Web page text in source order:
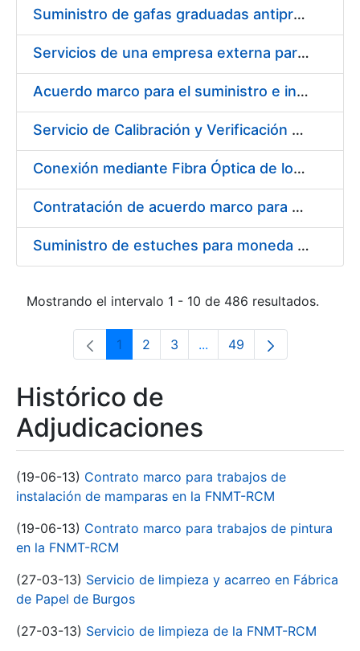
Suministro de gafas graduadas antiproyecciones para los trabajadores de la FNMT-RCM en los centros de trabajo de Madrid y Burgos
Servicios de una empresa externa para el asesoramiento y resolución de los recursos de alzada que se presentan relacionados con procesos de selección para la FNMT-RCM
Acuerdo marco para el suministro e instalación de persianas, estores y otros complementos
Servicio de Calibración y Verificación Externa de los Equipos de Medición del Servicio de Prevención de la FNMT-RCM
Conexión mediante Fibra Óptica de los Centros de Proceso de Datos (CPDs) de las sedes de la FNMT-RCM de Burgos y Madrid
Contratación de acuerdo marco para el Suministro de Material de Electricidad para la Fábrica Nacional de Moneda y Timbre-Real Casa de la Moneda en su centro de trabajo de Burgos
Suministro de estuches para moneda de 30 €
Mostrando el intervalo 1 - 10 de 486 resultados.
Página
1 Página
2 Página
3 ...Páginas intermedias Use
Página
49
Histórico de
Adjudicaciones
(19-06-13) Contrato marco para trabajos de
instalación de mamparas en la FNMT-RCM
(19-06-13) Contrato marco para trabajos de pintura
en la FNMT-RCM
(27-03-13) Servicio de limpieza y acarreo en Fábrica
de Papel de Burgos
(27-03-13) Servicio de limpieza de la FNMT-RCM